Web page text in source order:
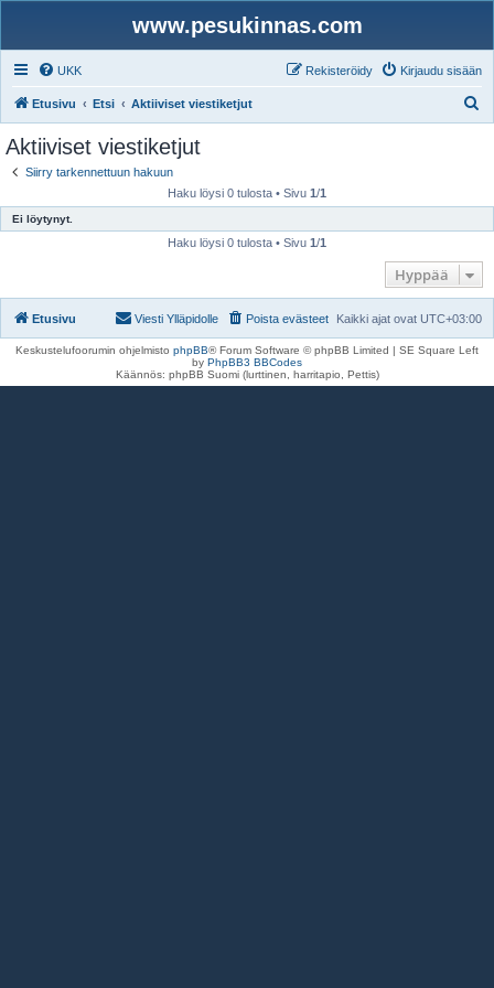
www.pesukinnas.com
UKK Kirjaudu sisään
Rekisteröidy
Etusivu Etsi Aktiiviset viestiketjut
Aktiiviset viestiketjut
Siirry tarkennettuun hakuun
Haku löysi 0 tulosta • Sivu 1/1
Ei löytynyt.
Haku löysi 0 tulosta • Sivu 1/1
Hyppää
Etusivu Kaikki ajat ovat UTC+03:00
Poista evästeet
Viesti Ylläpidolle
Keskustelufoorumin ohjelmisto phpBB® Forum Software © phpBB Limited | SE Square Left
by PhpBB3 BBCodes
Käännös: phpBB Suomi (lurttinen, harritapio, Pettis)